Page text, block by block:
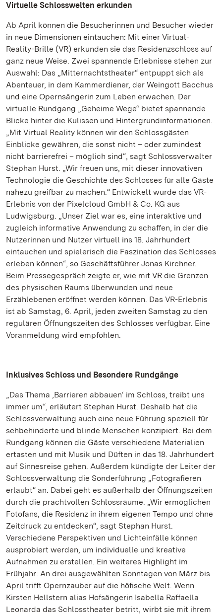
Virtuelle Schlosswelten erkunden
Ab April können die Besucherinnen und Besucher wieder
in neue Dimensionen eintauchen: Mit einer Virtual-
Reality-Brille (VR) erkunden sie das Residenzschloss auf
ganz neue Weise. Zwei spannende Erlebnisse stehen zur
Auswahl: Das „Mitternachtstheater“ entpuppt sich als
Abenteuer, in dem Kammerdiener, der Weingott Bacchus
und eine Opernsängerin zum Leben erwachen. Der
virtuelle Rundgang „Geheime Wege“ bietet spannende
Blicke hinter die Kulissen und Hintergrundinformationen.
„Mit Virtual Reality können wir den Schlossgästen
Einblicke gewähren, die sonst nicht – oder zumindest
nicht barrierefrei – möglich sind“, sagt Schlossverwalter
Stephan Hurst. „Wir freuen uns, mit dieser innovativen
Technologie die Geschichte des Schlosses für alle Gäste
nahezu greifbar zu machen.“ Entwickelt wurde das VR-
Erlebnis von der Pixelcloud GmbH & Co. KG aus
Ludwigsburg. „Unser Ziel war es, eine interaktive und
zugleich informative Anwendung zu schaffen, in der die
Nutzerinnen und Nutzer virtuell ins 18. Jahrhundert
eintauchen und spielerisch die Faszination des Schlosses
erleben können“, so Geschäftsführer Jonas Kirchner.
Beim Pressegespräch zeigte er, wie mit VR die Grenzen
des physischen Raums überwunden und neue
Erzählebenen eröffnet werden können. Das VR-Erlebnis
ist ab Samstag, 6. April, jeden zweiten Samstag zu den
regulären Öffnungszeiten des Schlosses verfügbar. Eine
Voranmeldung wird empfohlen.
Inklusives Schloss und Besondere Rundgänge
„Das Thema ‚Barrieren abbauen‘ im Schloss, treibt uns
immer um“, erläutert Stephan Hurst. Deshalb hat die
Schlossverwaltung auch eine neue Führung speziell für
sehbehinderte und blinde Menschen konzipiert. Bei dem
Rundgang können die Gäste verschiedene Materialien
ertasten und mit Musik und Düften in das 18. Jahrhundert
auf Sinnesreise gehen. Außerdem kündigte der Leiter der
Schlossverwaltung die Sonderführung „Fotografieren
erlaubt“ an. Dabei geht es außerhalb der Öffnungszeiten
durch die prachtvollen Schlossräume. „Wir ermöglichen
Fotofans, die Residenz in ihrem eigenen Tempo und ohne
Zeitdruck zu entdecken“, sagt Stephan Hurst.
Verschiedene Perspektiven und Lichteinfälle können
ausprobiert werden, um individuelle und kreative
Aufnahmen zu erstellen. Ein weiteres Highlight im
Frühjahr: An drei ausgewählten Sonntagen von März bis
April trifft Opernzauber auf die höfische Welt. Wenn
Kirsten Hellstern alias Hofsängerin Isabella Raffaella
Leonarda das Schlosstheater betritt, wirbt sie mit ihrem